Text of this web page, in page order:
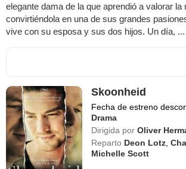
elegante dama de la que aprendió a valorar la
convirtiéndola en una de sus grandes
vive con su esposa y sus dos hijos. Un día, ...
Skoonheid
Fecha de estreno
Drama
Dirigida por Oliver
Reparto Deon Lotz ,
Michelle Scott